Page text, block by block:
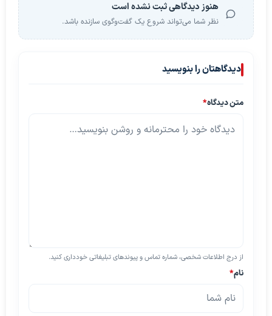
هنوز دیدگاهی ثبت نشده است
نظر شما می‌تواند شروع یک گفت‌وگوی سازنده باشد.
دیدگاهتان را بنویسید
متن دیدگاه*
از درج اطلاعات شخصی، شماره تماس و پیوندهای تبلیغاتی خودداری کنید.
نام*